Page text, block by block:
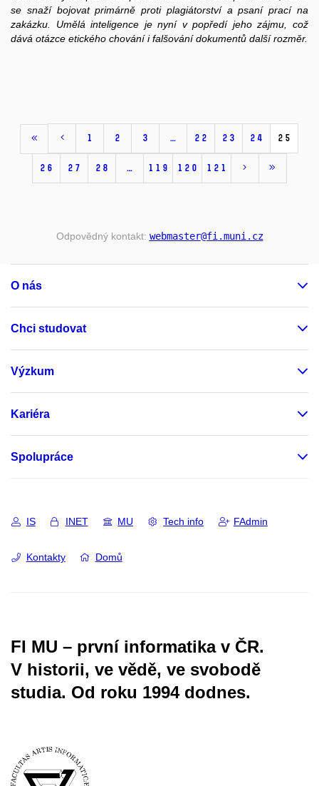
se snaží bojovat primárně proti plagiátorství a psaní prací na
zakázku. Umělá inteligence je nyní v popředí jeho zájmu, což
dává otázce etického chování i falšování dokumentů další rozměr.
1 2 3 … 22 23 24 25
26 27 28 … 119 120 121
Odpovědný kontakt: webmaster@fi .muni .cz
O nás
Chci studovat
Výzkum
Kariéra
Spolupráce
IS INET MU Tech info FAdmin
Kontakty Domů
FI MU – první informatika v ČR.
V historii, ve vědě, ve svobodě
studia. Od roku 1994 dodnes.